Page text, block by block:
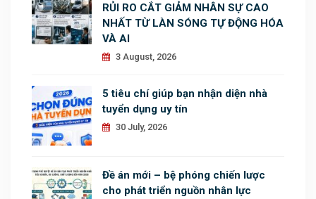
RỦI RO CẮT GIẢM NHÂN SỰ CAO
NHẤT TỪ LÀN SÓNG TỰ ĐỘNG HÓA
VÀ AI
3 August, 2026
5 tiêu chí giúp bạn nhận diện nhà
tuyển dụng uy tín
30 July, 2026
Đề án mới – bệ phóng chiến lược
cho phát triển nguồn nhân lực